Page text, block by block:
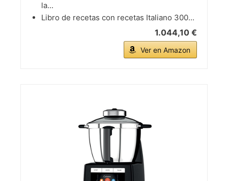
la...
Libro de recetas con recetas Italiano 300...
1.044,10 €
Ver en Amazon